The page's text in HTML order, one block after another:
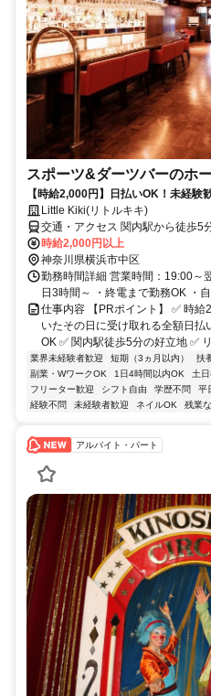
スポーツ&ダーツバーのホ
【時給2,000円】日払いOK！未経験
Little Kiki(リトルキキ)
交通・アクセス 関内駅から徒歩5
時給2,000円以上
神奈川県横浜市中区
勤務時間詳細 営業時間：19:00～
日3時間～ ・終電まで勤務OK ・
仕事内容 【PRポイント】 ✅ 時
いたその日に受け取れる全額日払
OK ✅ 関内駅徒歩5分の好立地 ✅
業界未経験者歓迎 短期（3ヵ月以内） 扶
副業・WワークOK
1日4時間以内OK 土
フリーター歓迎
シフト自由 学歴不問 平
経験不問
未経験者歓迎 ネイルOK 残業な
アルバイト・パート